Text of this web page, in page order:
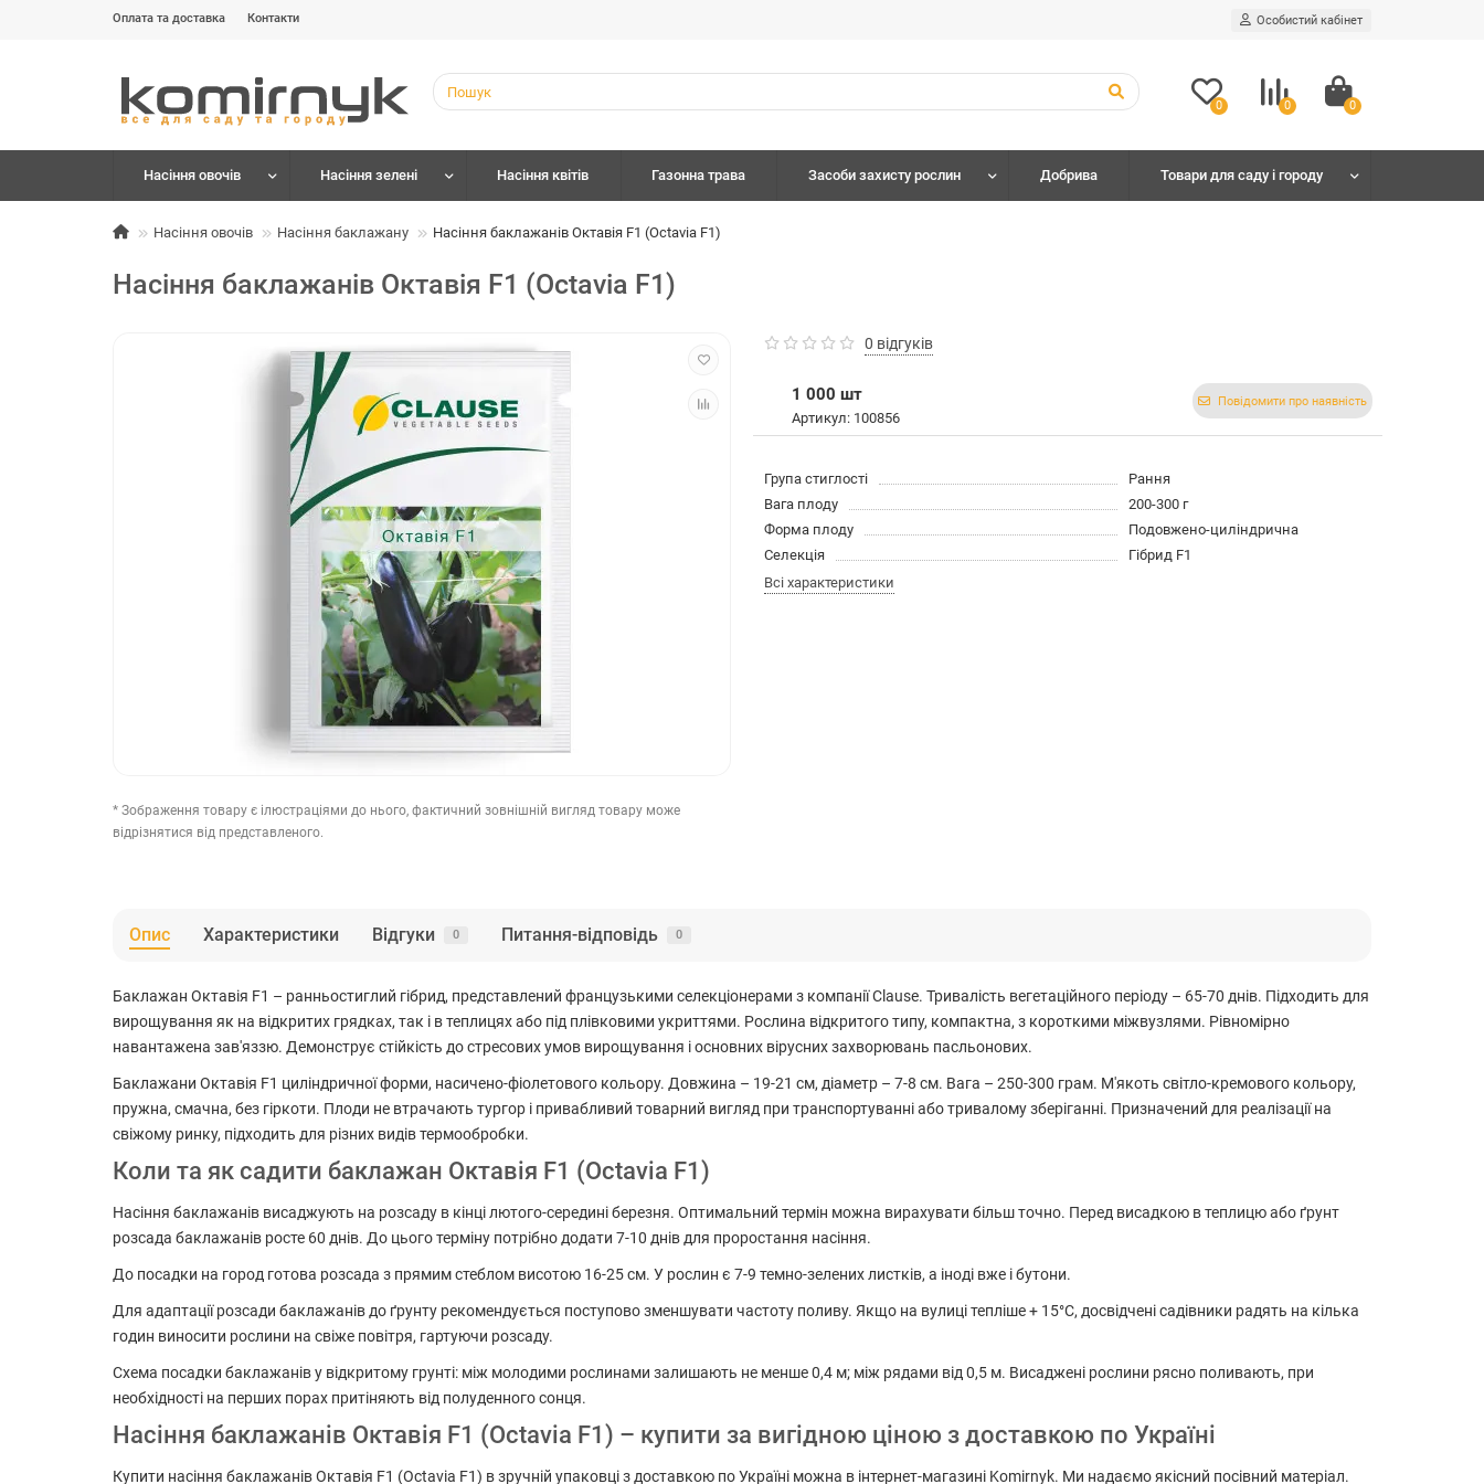
Оплата та доставка Контакти Особистий кабінет
0 0 0
Насіння овочів Насіння зелені Насіння квітів Газонна трава Засоби захисту рослин Добрива Товари для саду і городу
Насіння овочів Насіння баклажану Насіння баклажанів Октавія F1 (Octavia F1)
Насіння баклажанів Октавія F1 (Octavia F1)
* Зображення товару є ілюстраціями до нього, фактичний зовнішній вигляд товару може
відрізнятися від представленого.
0 відгуків
1 000 шт
Артикул: 100856
Повідомити про наявність
Група стиглості
Рання
Вага плоду
200-300 г
Форма плоду
Подовжено-циліндрична
Селекція
Гібрид F1
Всі характеристики
Опис Характеристики Відгуки 0 Питання-відповідь 0
Баклажан Октавія F1 – ранньостиглий гібрид, представлений французькими селекціонерами з компанії Clause. Тривалість вегетаційного періоду – 65-70 днів. Підходить для
вирощування як на відкритих грядках, так і в теплицях або під плівковими укриттями. Рослина відкритого типу, компактна, з короткими міжвузлями. Рівномірно
навантажена зав'яззю. Демонструє стійкість до стресових умов вирощування і основних вірусних захворювань пасльонових.
Баклажани Октавія F1 циліндричної форми, насичено-фіолетового кольору. Довжина – 19-21 см, діаметр – 7-8 см. Вага – 250-300 грам. М'якоть світло-кремового кольору,
пружна, смачна, без гіркоти. Плоди не втрачають тургор і привабливий товарний вигляд при транспортуванні або тривалому зберіганні. Призначений для реалізації на
свіжому ринку, підходить для різних видів термообробки.
Коли та як садити баклажан Октавія F1 (Octavia F1)
Насіння баклажанів висаджують на розсаду в кінці лютого-середині березня. Оптимальний термін можна вирахувати більш точно. Перед висадкою в теплицю або ґрунт
розсада баклажанів росте 60 днів. До цього терміну потрібно додати 7-10 днів для проростання насіння.
До посадки на город готова розсада з прямим стеблом висотою 16-25 см. У рослин є 7-9 темно-зелених листків, а іноді вже і бутони.
Для адаптації розсади баклажанів до ґрунту рекомендується поступово зменшувати частоту поливу. Якщо на вулиці тепліше + 15°C, досвідчені садівники радять на кілька
годин виносити рослини на свіже повітря, гартуючи розсаду.
Схема посадки баклажанів у відкритому грунті: між молодими рослинами залишають не менше 0,4 м; між рядами від 0,5 м. Висаджені рослини рясно поливають, при
необхідності на перших порах притіняють від полуденного сонця.
Насіння баклажанів Октавія F1 (Octavia F1) – купити за вигідною ціною з доставкою по Україні
Купити насіння баклажанів Октавія F1 (Octavia F1) в зручній упаковці з доставкою по Україні можна в інтернет-магазині Komirnyk. Ми надаємо якісний посівний матеріал.